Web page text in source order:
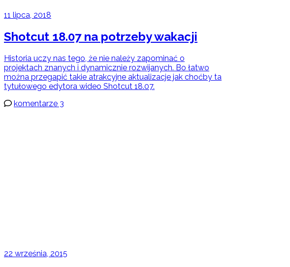
11 lipca, 2018
Shotcut 18.07 na potrzeby wakacji
Historia uczy nas tego, że nie należy zapominać o
projektach znanych i dynamicznie rozwijanych. Bo łatwo
można przegapić takie atrakcyjne aktualizacje jak choćby ta
tytułowego edytora wideo Shotcut 18.07.
komentarze 3
22 września, 2015